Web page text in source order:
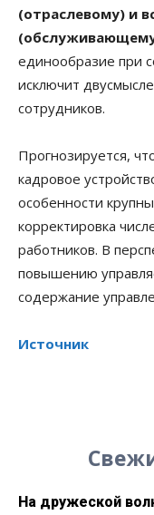
(отраслевому) и
единообразие при
исключит
сотрудников.
Прогнозируется,
кадровое
особенности
корректировка
работников. В
повышению
содержание
Источник
На дружеской